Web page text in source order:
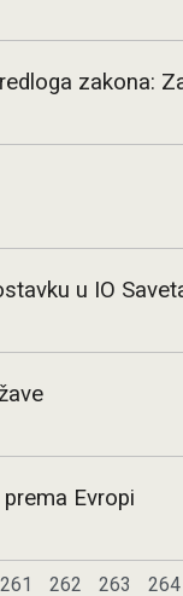
zakona:
u IO
Evropi
261 262 263 264